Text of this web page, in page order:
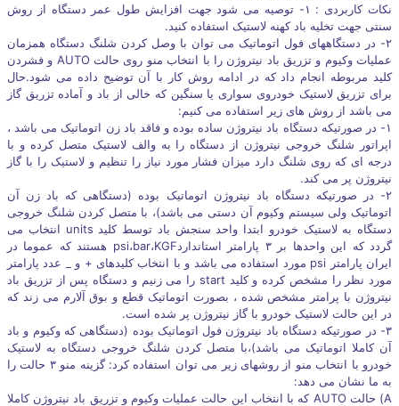
نکات کاربردی : ۱- توصیه می شود جهت افزایش طول عمر دستگاه از روش
سنتی جهت تخلیه باد کهنه لاستیک استفاده کنید.
۲- در دستگاههای فول اتوماتیک می توان با وصل کردن شلنگ دستگاه همزمان
عملیات وکیوم و تزریق باد نیتروژن را با انتخاب منو روی حالت AUTO و فشردن
کلید مربوطه انجام داد که در ادامه روش کار با آن توضیح داده می شود.حال
برای تزریق لاستیک خودروی سواری یا سنگین که خالی از باد و آماده تزریق گاز
می باشد از روش های زیر استفاده می کنیم:
۱- در صورتیکه دستگاه باد نیتروژن ساده بوده و فاقد باد زن اتوماتیک می باشد ،
اپراتور شلنگ خروجی نیتروژن از دستگاه را به والف لاستیک متصل کرده و با
درجه ای که روی شلنگ دارد میزان فشار مورد نیاز را تنظیم و لاستیک را با گاز
نیتروژن پر می کند.
۲- در صورتیکه دستگاه باد نیتروژن اتوماتیک بوده (دستگاهی که باد زن آن
اتوماتیک ولی سیستم وکیوم آن دستی می باشد)، با متصل کردن شلنگ خروجی
دستگاه به لاستیک خودرو ابتدا واحد سنجش باد توسط کلید units انتخاب می
گردد که این واحدها بر ۳ پارامتر استانداردpsi،bar،KGF هستند که عموما در
ایران پارامتر psi مورد استفاده می باشد و با انتخاب کلیدهای + و _ عدد پارامتر
مورد نظر را مشخص کرده و کلید start را می زنیم و دستگاه پس از تزریق باد
نیتروژن با پرامتر مشخص شده ، بصورت اتوماتیک قطع و بوق آلارم می زند که
در این حالت لاستیک خودرو با گاز نیتروژن پر شده است.
۳- در صورتیکه دستگاه باد نیتروژن فول اتوماتیک بوده (دستگاهی که وکیوم و باد
آن کاملا اتوماتیک می باشد)،با متصل کردن شلنگ خروجی دستگاه به لاستیک
خودرو با انتخاب منو از روشهای زیر می توان استفاده کرد: گزینه منو ۳ حالت را
به ما نشان می دهد:
A) حالت AUTO که با انتخاب این حالت عملیات وکیوم و تزریق باد نیتروژن کاملا